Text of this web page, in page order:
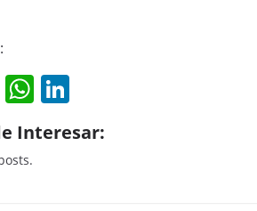
T W
h
at k
Interesar: